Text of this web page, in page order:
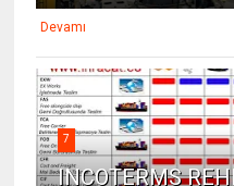
Devamı
7
INCOTERMS